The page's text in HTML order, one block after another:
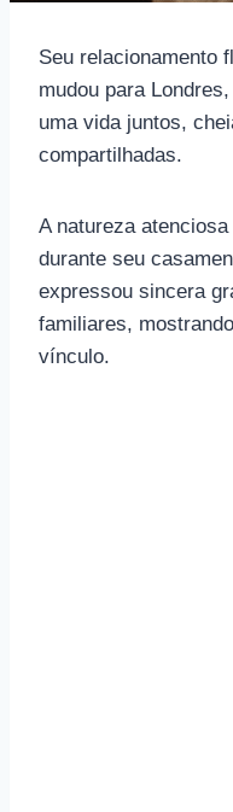
Seu relacionamento
mudou para
uma vida juntos,
compartilhadas.
A natureza
durante seu
expressou sincera
familiares,
vínculo.